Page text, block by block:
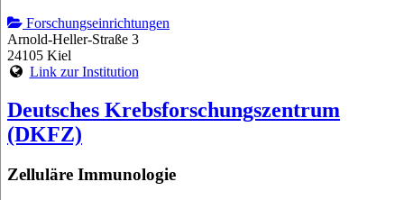
Forschungseinrichtungen
Arnold-Heller-Straße 3
24105 Kiel
Link zur Institution
Deutsches Krebsforschungszentrum
(DKFZ)
Zelluläre Immunologie